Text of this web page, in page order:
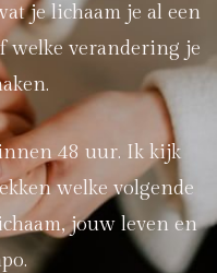
je lichaam je al een
welke verandering je
48 uur. Ik kijk
welke volgende
jouw leven en